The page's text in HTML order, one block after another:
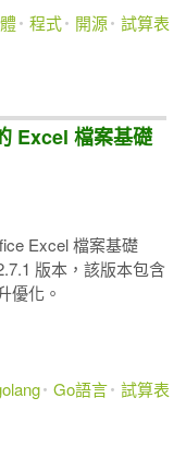
程式 開源 試算表
Excel 檔案基礎
Excel 檔案基礎
版本，該版本包含
優化。
Go語言 試算表